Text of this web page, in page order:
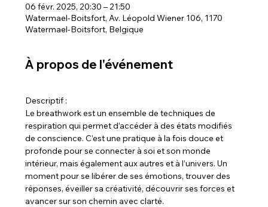
06 févr. 2025, 20:30 – 21:50
Watermael-Boitsfort, Av. Léopold Wiener 106, 1170
Watermael-Boitsfort, Belgique
À propos de l'événement
Descriptif :
Le breathwork est un ensemble de techniques de
respiration qui permet d’accéder à des états modifiés
de conscience. C’est une pratique à la fois douce et
profonde pour se connecter à soi et son monde
intérieur, mais également aux autres et à l’univers. Un
moment pour se libérer de ses émotions, trouver des
réponses, éveiller sa créativité, découvrir ses forces et
avancer sur son chemin avec clarté.